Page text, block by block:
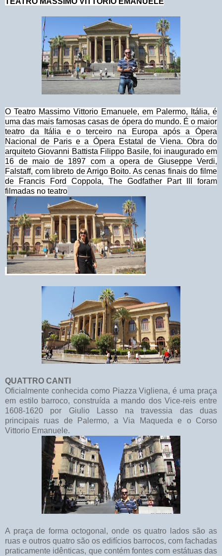
O Teatro Massimo Vittorio Emanuele, em Palermo, Itália, é
uma das mais famosas casas de ópera do mundo. É o maior
teatro da Itália e o terceiro na Europa após a Ópera
Nacional de Paris e a Ópera Estatal de Viena. Obra do
arquiteto Giovanni Battista Filippo Basile, foi inaugurado em
16 de maio de 1897 com a opera de Giuseppe Verdi,
Falstaff, com libreto de Arrigo Boito. As cenas finais do filme
de Francis Ford Coppola, The Godfather Part III foram
filmadas no teatro
QUATTRO CANTI
Oficialmente conhecida como Piazza Vigliena, é uma praça
em estilo barroco, construída a mando dos Vice-reis entre
1608-1620 por Giulio Lasso na travessia das duas
principais ruas de Palermo, a Via Maqueda e o Corso
Vittorio Emanuele.
A praça de forma octogonal, onde os quatro lados são as
ruas e outros quatro são os edifícios barrocos, com fachadas
praticamente idênticas, que contém fontes com estátuas das